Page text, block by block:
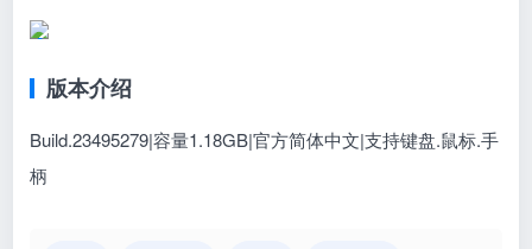
版本介绍
Build.23495279|容量1.18GB|官方简体中文|支持键盘.鼠标.手
柄